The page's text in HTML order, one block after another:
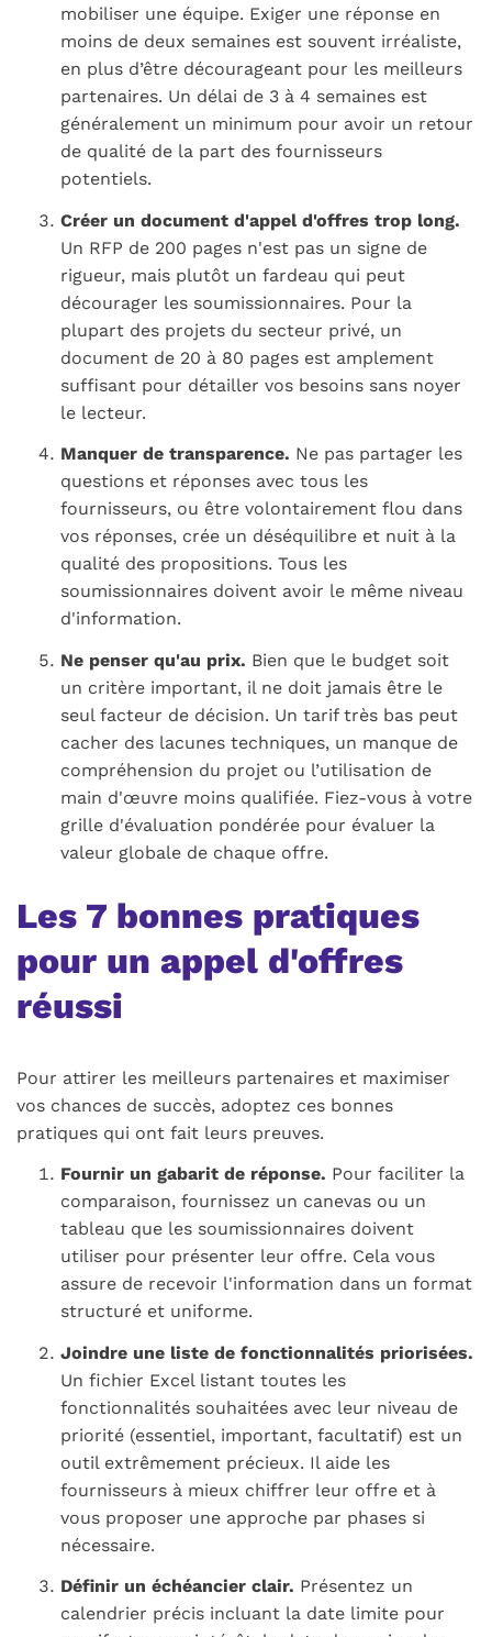
mobiliser une équipe. Exiger une réponse en
moins de deux semaines est souvent irréaliste,
en plus d’être décourageant pour les meilleurs
partenaires. Un délai de 3 à 4 semaines est
généralement un minimum pour avoir un retour
de qualité de la part des fournisseurs
potentiels.
Créer un document d'appel d'offres trop long.
Un RFP de 200 pages n'est pas un signe de
rigueur, mais plutôt un fardeau qui peut
décourager les soumissionnaires. Pour la
plupart des projets du secteur privé, un
document de 20 à 80 pages est amplement
suffisant pour détailler vos besoins sans noyer
le lecteur.
Manquer de transparence. Ne pas partager les
questions et réponses avec tous les
fournisseurs, ou être volontairement flou dans
vos réponses, crée un déséquilibre et nuit à la
qualité des propositions. Tous les
soumissionnaires doivent avoir le même niveau
d'information.
Ne penser qu'au prix. Bien que le budget soit
un critère important, il ne doit jamais être le
seul facteur de décision. Un tarif très bas peut
cacher des lacunes techniques, un manque de
compréhension du projet ou l’utilisation de
main d'œuvre moins qualifiée. Fiez-vous à votre
grille d'évaluation pondérée pour évaluer la
valeur globale de chaque offre.
Les 7 bonnes pratiques
pour un appel d'offres
réussi
Pour attirer les meilleurs partenaires et maximiser
vos chances de succès, adoptez ces bonnes
pratiques qui ont fait leurs preuves.
Fournir un gabarit de réponse. Pour faciliter la
comparaison, fournissez un canevas ou un
tableau que les soumissionnaires doivent
utiliser pour présenter leur offre. Cela vous
assure de recevoir l'information dans un format
structuré et uniforme.
Joindre une liste de fonctionnalités priorisées.
Un fichier Excel listant toutes les
fonctionnalités souhaitées avec leur niveau de
priorité (essentiel, important, facultatif) est un
outil extrêmement précieux. Il aide les
fournisseurs à mieux chiffrer leur offre et à
vous proposer une approche par phases si
nécessaire.
Définir un échéancier clair. Présentez un
calendrier précis incluant la date limite pour